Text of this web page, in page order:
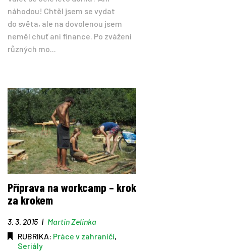
náhodou! Chtěl jsem se vydat
do světa, ale na dovolenou jsem
neměl chuť ani finance. Po zvážení
různých mo...
Příprava na workcamp – krok
za krokem
3. 3. 2015 | Martin Zelinka
RUBRIKA: Práce v zahraničí,
Seriály